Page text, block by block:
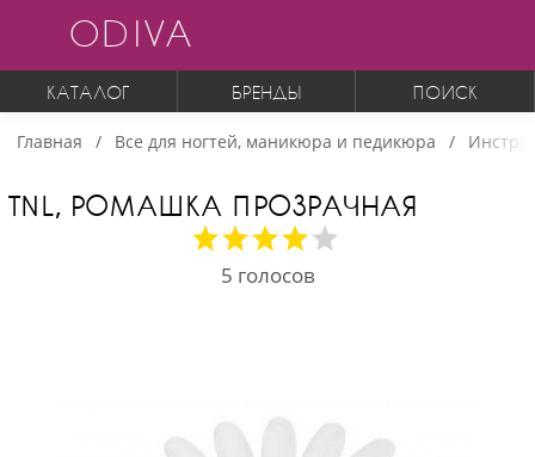
ODIVA
КАТАЛОГ БРЕНДЫ ПОИСК
Главная Все для ногтей, маникюра и педикюра
TNL, РОМАШКА ПРОЗРАЧНАЯ
5 голосов